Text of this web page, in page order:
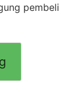
pembeli